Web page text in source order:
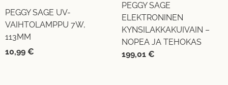
PEGGY SAGE UV-
VAIHTOLAMPPU 7W,
113MM
10,99 €
PEGGY SAGE
ELEKTRONINEN
KYNSILAKKAKUIVAIN –
NOPEA JA TEHOKAS
199,01 €